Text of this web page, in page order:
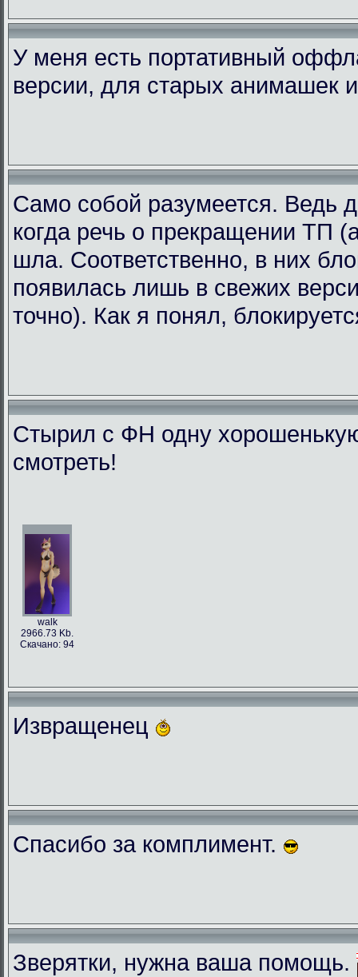
У меня есть портативный
версии, для старых анимашек
Само собой разумеется. Ведь
когда речь о прекращении ТП
шла. Соответственно, в них
появилась лишь в свежих
точно). Как я понял,
Стырил с ФН одну
смотреть!
walk
2966.73 Kb.
Скачано: 94
Извращенец
Спасибо за комплимент.
Зверятки, нужна ваша помощь.